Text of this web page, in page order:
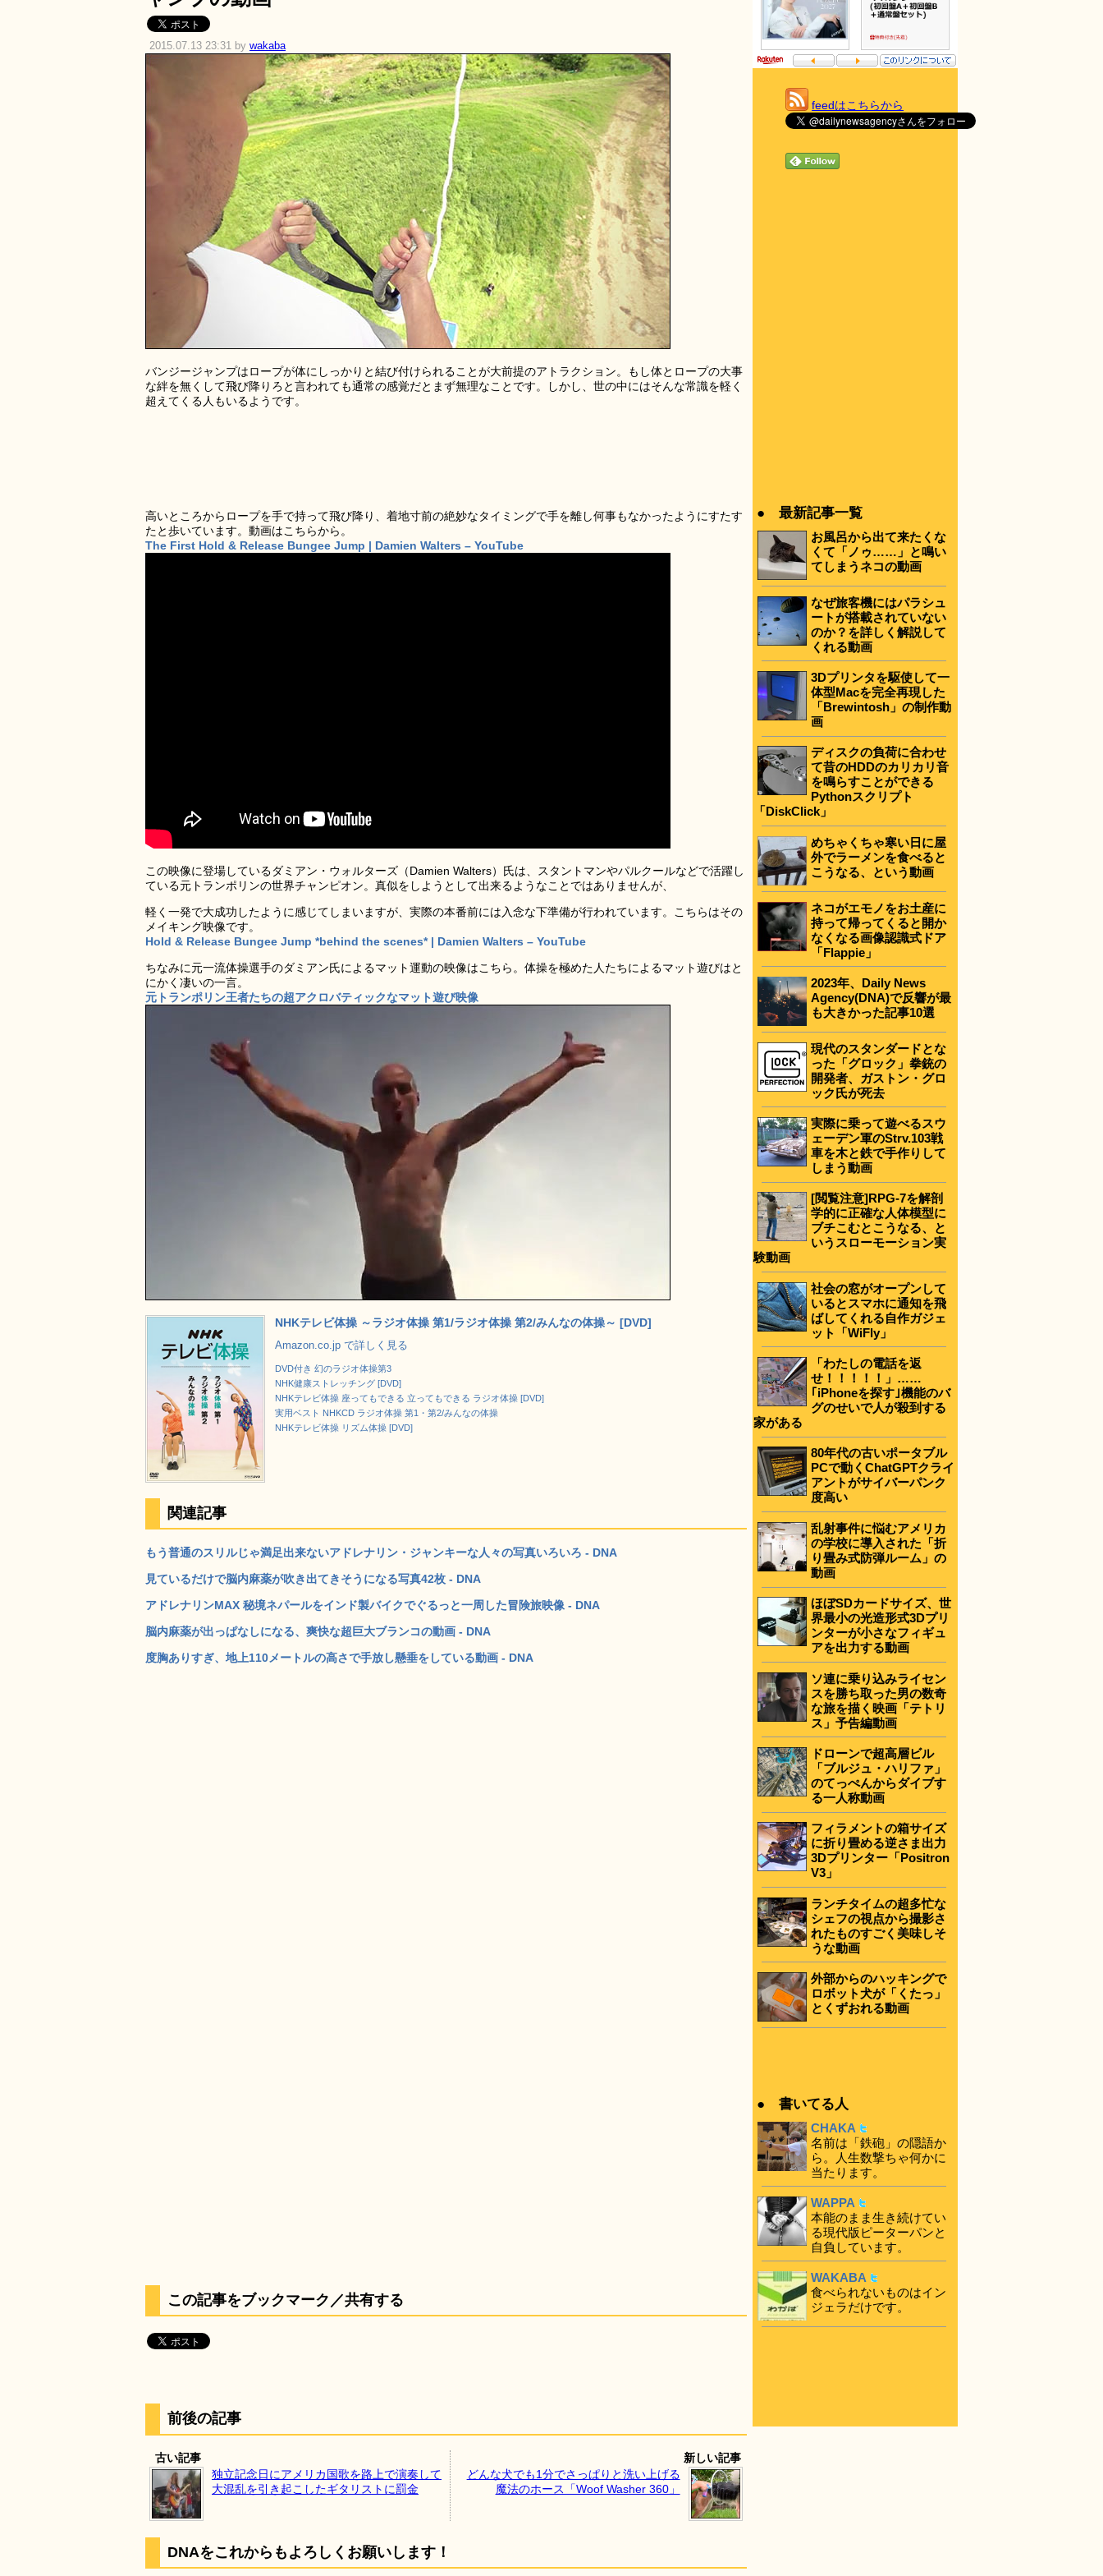
2015.07.13 23:31 by wakaba
バンジージャンプはロープが体にしっかりと結び付けられることが大前提のアトラクション。もし体とロープの大事
な絆を無くして飛び降りろと言われても通常の感覚だとまず無理なことです。しかし、世の中にはそんな常識を軽く
超えてくる人もいるようです。
高いところからロープを手で持って飛び降り、着地寸前の絶妙なタイミングで手を離し何事もなかったようにすたす
たと歩いています。動画はこちらから。
The First Hold & Release Bungee Jump | Damien Walters – YouTube
この映像に登場しているダミアン・ウォルターズ（Damien Walters）氏は、スタントマンやパルクールなどで活躍し
ている元トランポリンの世界チャンピオン。真似をしようとして出来るようなことではありませんが、
軽く一発で大成功したように感じてしまいますが、実際の本番前には入念な下準備が行われています。こちらはその
メイキング映像です。
Hold & Release Bungee Jump *behind the scenes* | Damien Walters – YouTube
ちなみに元一流体操選手のダミアン氏によるマット運動の映像はこちら。体操を極めた人たちによるマット遊びはと
にかく凄いの一言。
元トランポリン王者たちの超アクロバティックなマット遊び映像
NHKテレビ体操 ～ラジオ体操 第1/ラジオ体操 第2/みんなの体操～ [DVD]
Amazon.co.jp で詳しく見る
DVD付き 幻のラジオ体操第3
NHK健康ストレッチング [DVD]
NHKテレビ体操 座ってもできる 立ってもできる ラジオ体操 [DVD]
実用ベスト NHKCD ラジオ体操 第1・第2/みんなの体操
NHKテレビ体操 リズム体操 [DVD]
関連記事
もう普通のスリルじゃ満足出来ないアドレナリン・ジャンキーな人々の写真いろいろ - DNA
見ているだけで脳内麻薬が吹き出てきそうになる写真42枚 - DNA
アドレナリンMAX 秘境ネパールをインド製バイクでぐるっと一周した冒険旅映像 - DNA
脳内麻薬が出っぱなしになる、爽快な超巨大ブランコの動画 - DNA
度胸ありすぎ、地上110メートルの高さで手放し懸垂をしている動画 - DNA
この記事をブックマーク／共有する
前後の記事
古い記事
独立記念日にアメリカ国歌を路上で演奏して
大混乱を引き起こしたギタリストに罰金
新しい記事
どんな犬でも1分でさっぱりと洗い上げる
魔法のホース「Woof Washer 360」
DNAをこれからもよろしくお願いします！
feedはこちらから
● 最新記事一覧
お風呂から出て来たくな
くて「ノゥ……」と鳴い
てしまうネコの動画
なぜ旅客機にはパラシュ
ートが搭載されていない
のか？を詳しく解説して
くれる動画
3Dプリンタを駆使して一
体型Macを完全再現した
「Brewintosh」の制作動
画
ディスクの負荷に合わせ
て昔のHDDのカリカリ音
を鳴らすことができる
Pythonスクリプト
「DiskClick」
めちゃくちゃ寒い日に屋
外でラーメンを食べると
こうなる、という動画
ネコがエモノをお土産に
持って帰ってくると開か
なくなる画像認識式ドア
「Flappie」
2023年、Daily News
Agency(DNA)で反響が最
も大きかった記事10選
現代のスタンダードとな
った「グロック」拳銃の
開発者、ガストン・グロ
ック氏が死去
実際に乗って遊べるスウ
ェーデン軍のStrv.103戦
車を木と鉄で手作りして
しまう動画
[閲覧注意]RPG-7を解剖
学的に正確な人体模型に
ブチこむとこうなる、と
いうスローモーション実
験動画
社会の窓がオープンして
いるとスマホに通知を飛
ばしてくれる自作ガジェ
ット「WiFly」
「わたしの電話を返
せ！！！！！」……
｢iPhoneを探す｣機能のバ
グのせいで人が殺到する
家がある
80年代の古いポータブル
PCで動くChatGPTクライ
アントがサイバーパンク
度高い
乱射事件に悩むアメリカ
の学校に導入された「折
り畳み式防弾ルーム」の
動画
ほぼSDカードサイズ、世
界最小の光造形式3Dプリ
ンターが小さなフィギュ
アを出力する動画
ソ連に乗り込みライセン
スを勝ち取った男の数奇
な旅を描く映画「テトリ
ス」予告編動画
ドローンで超高層ビル
「ブルジュ・ハリファ」
のてっぺんからダイブす
る一人称動画
フィラメントの箱サイズ
に折り畳める逆さま出力
3Dプリンター「Positron
V3」
ランチタイムの超多忙な
シェフの視点から撮影さ
れたものすごく美味しそ
うな動画
外部からのハッキングで
ロボット犬が「くたっ」
とくずおれる動画
● 書いてる人
CHAKA
名前は「鉄砲」の隠語か
ら。人生数撃ちゃ何かに
当たります。
WAPPA
本能のまま生き続けてい
る現代版ピーターパンと
自負しています。
WAKABA
食べられないものはイン
ジェラだけです。